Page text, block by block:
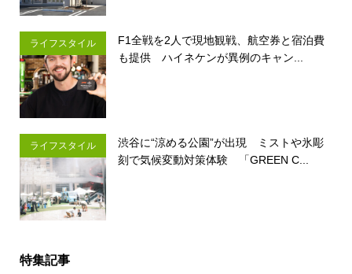
ライフスタイル
F1全戦を2人で現地観戦、航空券と宿泊費
も提供 ハイネケンが異例のキャン...
ライフスタイル
渋谷に“涼める公園”が出現 ミストや氷彫
刻で気候変動対策体験 「GREEN C...
特集記事